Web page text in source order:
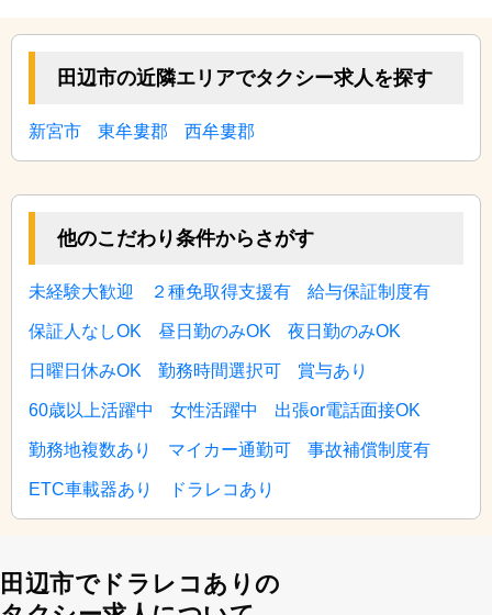
田辺市の近隣エリアでタクシー求人を探す
新宮市 東牟婁郡 西牟婁郡
他のこだわり条件からさがす
未経験大歓迎 ２種免取得支援有 給与保証制度有
保証人なしOK 昼日勤のみOK 夜日勤のみOK
日曜日休みOK 勤務時間選択可 賞与あり
60歳以上活躍中 女性活躍中 出張or電話面接OK
勤務地複数あり マイカー通勤可 事故補償制度有
ETC車載器あり ドラレコあり
田辺市でドラレコありの